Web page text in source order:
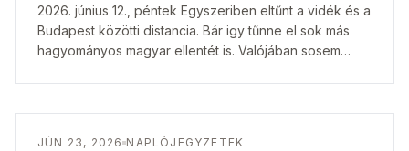
2026. június 12., péntek Egyszeriben eltűnt a vidék és a
Budapest közötti distancia. Bár igy tűnne el sok más
hagyományos magyar ellentét is. Valójában sosem
JÚN 23, 2026 NAPLÓJEGYZETEK